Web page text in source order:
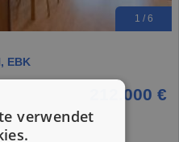
1 / 6
EBK
212.000 €
verwendet